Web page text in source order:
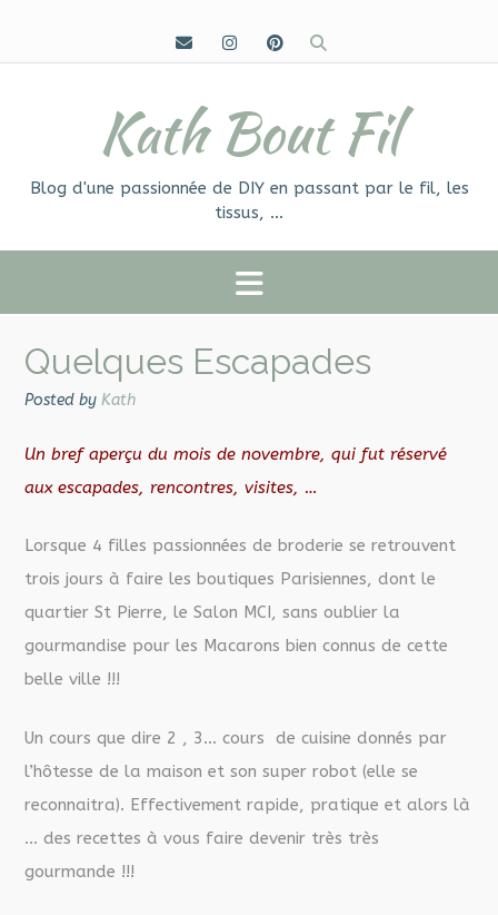
content
Kath Bout Fil
Blog d'une passionnée de DIY en passant par le fil, les
tissus, …
Quelques Escapades
Posted by Kath
Un bref aperçu du mois de novembre, qui fut réservé
aux escapades, rencontres, visites, …
Lorsque 4 filles passionnées de broderie se retrouvent
trois jours à faire les boutiques Parisiennes, dont le
quartier St Pierre, le Salon MCI, sans oublier la
gourmandise pour les Macarons bien connus de cette
belle ville !!!
Un cours que dire 2 , 3… cours de cuisine donnés par
l’hôtesse de la maison et son super robot (elle se
reconnaitra). Effectivement rapide, pratique et alors là
… des recettes à vous faire devenir très très
gourmande !!!